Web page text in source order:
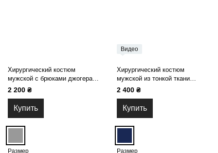
Хирургический костюм
мужской с брюками джогерами
графитовый 19-06
2 200 ₴
Купить
Размер
Видео
Хирургический костюм
мужской из тонкой ткани
тёмно-синий 14-02
2 400 ₴
Купить
Размер